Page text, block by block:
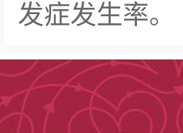
发症发生率。